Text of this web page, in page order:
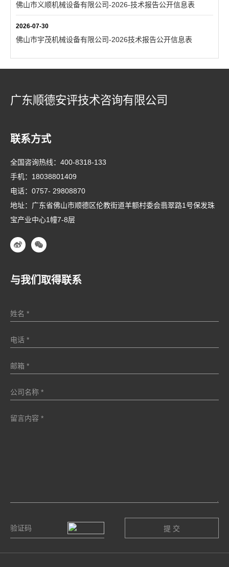
佛山市义顺机械设备有限公司-2026-技术报告公开信息表
2026-07-30
佛山市宇茂机械设备有限公司-2026技术报告公开信息表
广东顺德安评技术咨询有限公司
联系方式
全国咨询热线： 400-8318-133
手机： 18038801409
电话： 0757- 29808870
地址：广东省佛山市顺德区伦教街道羊额村委会翡翠路1号保发珠
宝产业中心1幢7-8层
与我们取得联系